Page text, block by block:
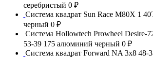
серебристый 0 ₽
Система квадрат Sun Race M80X 1
черный 0 ₽
Система Hollowtech Prowheel Desire-
53-39 175 алюминий черный 0 ₽
Система квадрат Forward NA 3x8 48-